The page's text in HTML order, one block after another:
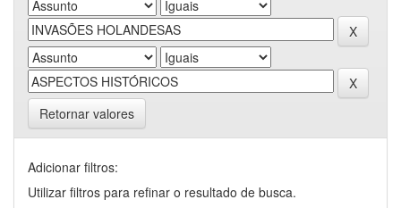
Retornar valores
Adicionar filtros:
Utilizar filtros para refinar o resultado de busca.